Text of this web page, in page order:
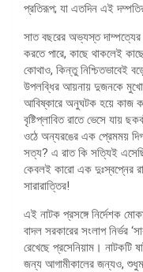
প্রতিরূপ; যা এতদিন এই
সাত বছরের অভ্যস্ত দাম্পত্যের
করতে পারে, কাছে থাকলেই
কোথাও, কিন্তু নিশ্চিতভাবেই
উপলব্ধির আয়নায় দুজনকে
আবিষ্কারে অনুঘটক হয়ে কাজ
বৃষ্টিপ্লাবিত রাতে ভেসে যায়
ওঠে অন্যরঙের এক প্রেমময়
সত্য? এ রাত কি সত্যিই
কেবলই কারো এক দুঃস্বপ্নের
সারারাত্তির!
এই নাটক প্রসঙ্গে নির্দেশক
বাদল সরকারের সংলাপ নির্ভর
রেখেছে প্রসেনিয়াম।
জন্য আগামীকালের জন্যও,